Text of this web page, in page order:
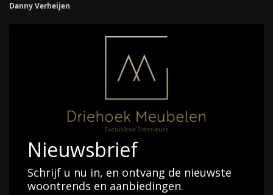
Danny Verheijen
Nieuwsbrief
Schrijf u nu in, en ontvang de nieuwste
woontrends en aanbiedingen.